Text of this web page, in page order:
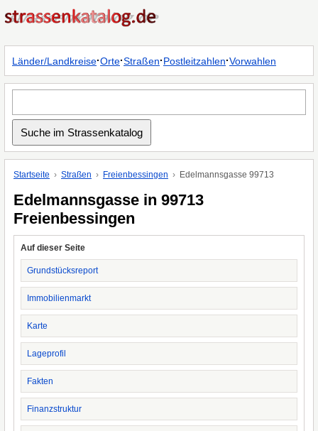
Länder/Landkreise·Orte·Straßen·Postleitzahlen·Vorwahlen
Startseite Straßen Freienbessingen Edelmannsgasse 99713
Edelmannsgasse in 99713
Freienbessingen
Auf dieser Seite
Grundstücksreport
Immobilienmarkt
Karte
Lageprofil
Fakten
Finanzstruktur